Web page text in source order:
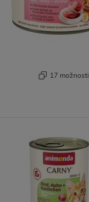
17 možnosti